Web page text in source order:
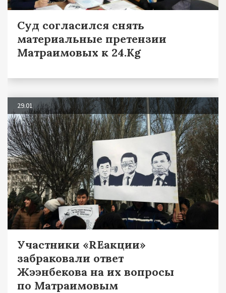
Суд согласился снять
материальные претензии
Матраимовых к 24.Kg
29.01
Участники «REакции»
забраковали ответ
Жээнбекова на их вопросы
по Матраимовым